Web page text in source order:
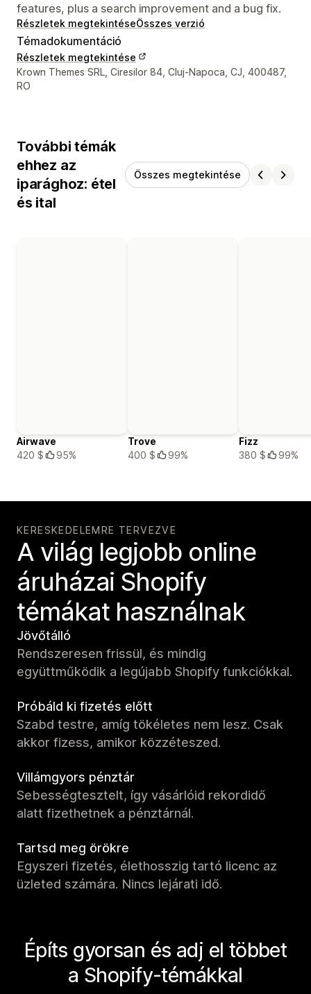
features, plus a search improvement and a bug fix.
Részletek megtekintéseÖsszes verzió
Témadokumentáció
Részletek megtekintése
Dizájner kapcsolattartási adatai
Krown Themes SRL, Ciresilor 84, Cluj-Napoca, CJ, 400487,
RO
További témák
ehhez az
iparághoz: étel
és ital
Összes megtekintése
Airwave
420 $
95%
Trove
400 $
99%
Fizz
380 $
99%
KERESKEDELEMRE TERVEZVE
A világ legjobb online
áruházai Shopify
témákat használnak
Jövőtálló
Rendszeresen frissül, és mindig
együttműködik a legújabb Shopify funkciókkal.
Próbáld ki fizetés előtt
Szabd testre, amíg tökéletes nem lesz. Csak
akkor fizess, amikor közzéteszed.
Villámgyors pénztár
Sebességtesztelt, így vásárlóid rekordidő
alatt fizethetnek a pénztárnál.
Tartsd meg örökre
Egyszeri fizetés, élethosszig tartó licenc az
üzleted számára. Nincs lejárati idő.
Építs gyorsan és adj el többet
a Shopify-témákkal